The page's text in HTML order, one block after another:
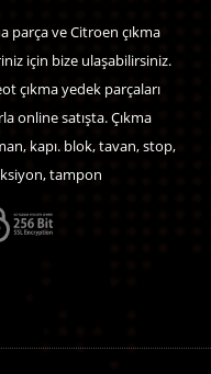
parça ve Citroen çıkma
için bize ulaşabilirsiniz.
çıkma yedek parçaları
online satışta. Çıkma
kapı. blok, tavan, stop,
tampon